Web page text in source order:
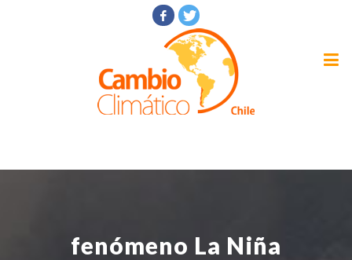
fenómeno La Niña